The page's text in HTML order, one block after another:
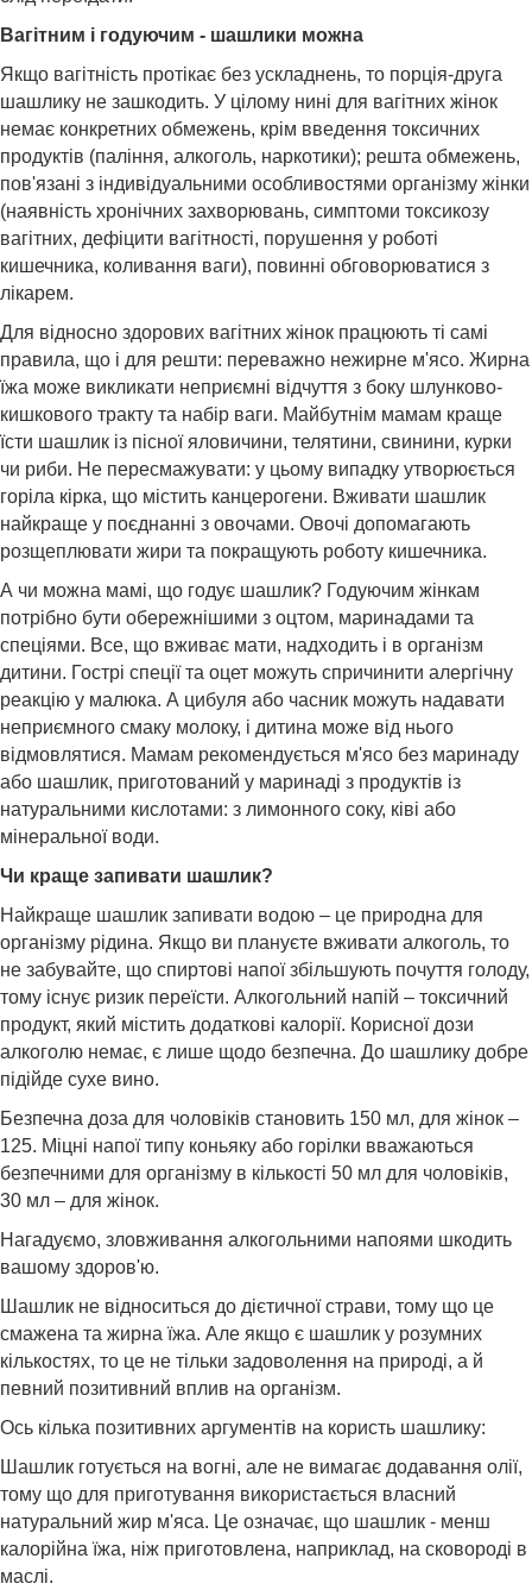
Вагітним і годуючим - шашлики можна
Якщо вагітність протікає без ускладнень, то порція-друга
шашлику не зашкодить. У цілому нині для вагітних жінок
немає конкретних обмежень, крім введення токсичних
продуктів (паління, алкоголь, наркотики); решта обмежень,
пов'язані з індивідуальними особливостями організму жінки
(наявність хронічних захворювань, симптоми токсикозу
вагітних, дефіцити вагітності, порушення у роботі
кишечника, коливання ваги), повинні обговорюватися з
лікарем.
Для відносно здорових вагітних жінок працюють ті самі
правила, що і для решти: переважно нежирне м'ясо. Жирна
їжа може викликати неприємні відчуття з боку шлунково-
кишкового тракту та набір ваги. Майбутнім мамам краще
їсти шашлик із пісної яловичини, телятини, свинини, курки
чи риби. Не пересмажувати: у цьому випадку утворюється
горіла кірка, що містить канцерогени. Вживати шашлик
найкраще у поєднанні з овочами. Овочі допомагають
розщеплювати жири та покращують роботу кишечника.
А чи можна мамі, що годує шашлик? Годуючим жінкам
потрібно бути обережнішими з оцтом, маринадами та
спеціями. Все, що вживає мати, надходить і в організм
дитини. Гострі спеції та оцет можуть спричинити алергічну
реакцію у малюка. А цибуля або часник можуть надавати
неприємного смаку молоку, і дитина може від нього
відмовлятися. Мамам рекомендується м'ясо без маринаду
або шашлик, приготований у маринаді з продуктів із
натуральними кислотами: з лимонного соку, ківі або
мінеральної води.
Чи краще запивати шашлик?
Найкраще шашлик запивати водою – це природна для
організму рідина. Якщо ви плануєте вживати алкоголь, то
не забувайте, що спиртові напої збільшують почуття голоду,
тому існує ризик переїсти. Алкогольний напій – токсичний
продукт, який містить додаткові калорії. Корисної дози
алкоголю немає, є лише щодо безпечна. До шашлику добре
підійде сухе вино.
Безпечна доза для чоловіків становить 150 мл, для жінок –
125. Міцні напої типу коньяку або горілки вважаються
безпечними для організму в кількості 50 мл для чоловіків,
30 мл – для жінок.
Нагадуємо, зловживання алкогольними напоями шкодить
вашому здоров'ю.
Шашлик не відноситься до дієтичної страви, тому що це
смажена та жирна їжа. Але якщо є шашлик у розумних
кількостях, то це не тільки задоволення на природі, а й
певний позитивний вплив на організм.
Ось кілька позитивних аргументів на користь шашлику:
Шашлик готується на вогні, але не вимагає додавання олії,
тому що для приготування використається власний
натуральний жир м'яса. Це означає, що шашлик - менш
калорійна їжа, ніж приготовлена, наприклад, на сковороді в
маслі.